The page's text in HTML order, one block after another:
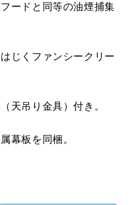
¥8,470（税抜価格 ￥
¥13,310（税抜価格 ￥
¥13,310（税抜価格 ￥
ードと同等の油煙捕集
じくファンシークリー
天吊り金具）付き。
幕板を同梱。